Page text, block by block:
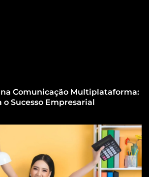
Comunicação Multiplataforma:
o Sucesso Empresarial